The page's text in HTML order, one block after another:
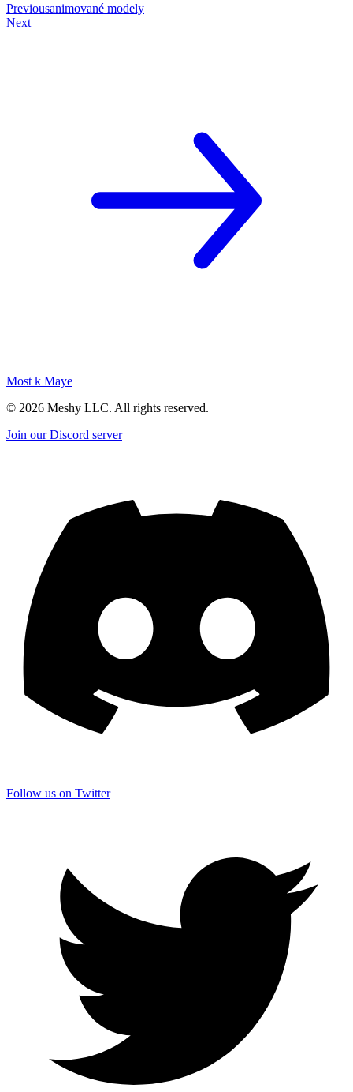
Previousanimované modely
Next
Most k Maye
© 2026 Meshy LLC. All rights reserved.
Join our Discord server
Follow us on Twitter